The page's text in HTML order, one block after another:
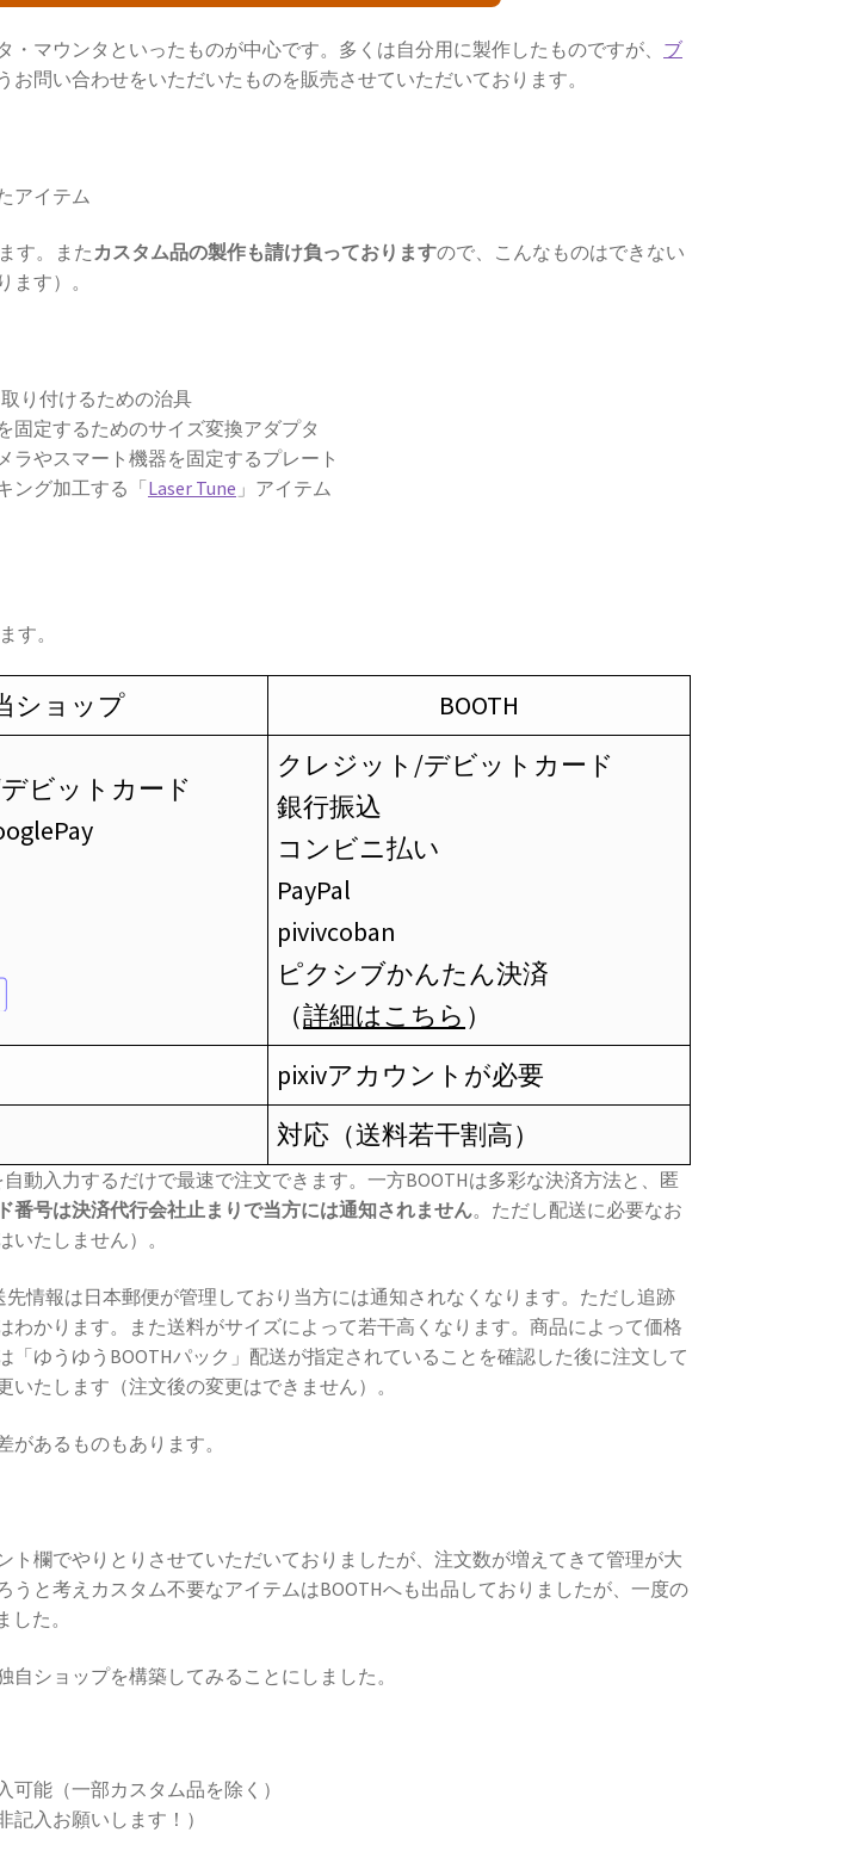
マウンタといったものが中心です。多くは自分用に製作したものですが、 ブ
問い合わせをいただいたものを販売させていただいております。
アイテム
す。またカスタム品の製作も請け負っておりますので、こんなものはできない
す）。
り付けるための治具
固定するためのサイズ変換アダプタ
やスマート機器を固定するプレート
ング加工する「Laser Tune 」アイテム
す。
ショップ BOOTH
ビットカード
クレジット/デビットカード
銀行振込
コンビニ払い
PayPal
pivivcoban
ピクシブかんたん決済
（詳細はこちら ）
pixivアカウントが必要
対応（送料若干割高）
動入力するだけで最速で注文できます。一方BOOTHは多彩な決済方法と、匿
番号は決済代行会社止まりで当方には通知されません。ただし配送に必要なお
たしません）。
先情報は日本郵便が管理しており当方には通知されなくなります。ただし追跡
かります。また送料がサイズによって若干高くなります。商品によって価格
ゆうゆうBOOTHパック」配送が指定されていることを確認した後に注文して
たします（注文後の変更はできません）。
あるものもあります。
欄でやりとりさせていただいておりましたが、注文数が増えてきて管理が大
と考えカスタム不要なアイテムはBOOTHへも出品しておりましたが、一度の
た。
ショップを構築してみることにしました。
能（一部カスタム品を除く）
入お願いします！）